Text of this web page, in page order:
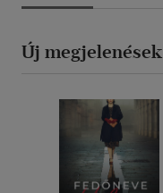
Új megjelenések